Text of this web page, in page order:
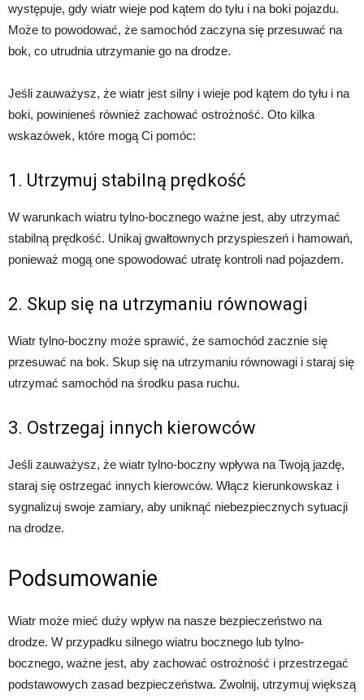
występuje, gdy wiatr wieje pod kątem do tyłu i na boki pojazdu.
Może to powodować, że samochód zaczyna się przesuwać na
bok, co utrudnia utrzymanie go na drodze.
Jeśli zauważysz, że wiatr jest silny i wieje pod kątem do tyłu i na
boki, powinieneś również zachować ostrożność. Oto kilka
wskazówek, które mogą Ci pomóc:
1. Utrzymuj stabilną prędkość
W warunkach wiatru tylno-bocznego ważne jest, aby utrzymać
stabilną prędkość. Unikaj gwałtownych przyspieszeń i hamowań,
ponieważ mogą one spowodować utratę kontroli nad pojazdem.
2. Skup się na utrzymaniu równowagi
Wiatr tylno-boczny może sprawić, że samochód zacznie się
przesuwać na bok. Skup się na utrzymaniu równowagi i staraj się
utrzymać samochód na środku pasa ruchu.
3. Ostrzegaj innych kierowców
Jeśli zauważysz, że wiatr tylno-boczny wpływa na Twoją jazdę,
staraj się ostrzegać innych kierowców. Włącz kierunkowskaz i
sygnalizuj swoje zamiary, aby uniknąć niebezpiecznych sytuacji
na drodze.
Podsumowanie
Wiatr może mieć duży wpływ na nasze bezpieczeństwo na
drodze. W przypadku silnego wiatru bocznego lub tylno-
bocznego, ważne jest, aby zachować ostrożność i przestrzegać
podstawowych zasad bezpieczeństwa. Zwolnij, utrzymuj większą